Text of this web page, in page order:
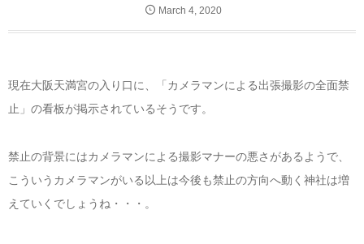
March 4, 2020
現在大阪天満宮の入り口に、「カメラマンによる出張撮影の全面禁
止」の看板が掲示されているそうです。
禁止の背景にはカメラマンによる撮影マナーの悪さがあるようで、
こういうカメラマンがいる以上は今後も禁止の方向へ動く神社は増
えていくでしょうね・・・。